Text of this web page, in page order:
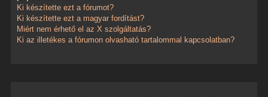
Ki készítette ezt a fórumot?
Ki készítette ezt a magyar fordítást?
Miért nem érhető el az X szolgáltatás?
Ki az illetékes a fórumon olvasható tartalommal kapcsolatban?